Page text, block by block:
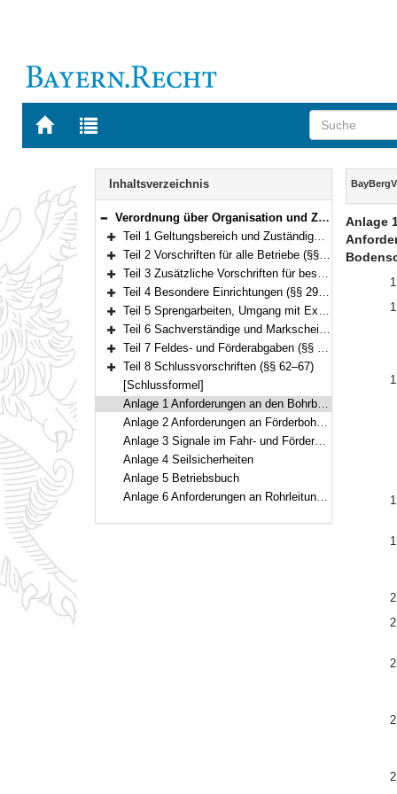
Zur
BAYERN.RECHT
Zur
letzten
Navigation
Inhaltsverzeichnis
Bereich reduzieren
Verordnung über Organisation und Zuständigkeiten der Bergbehörden, zum Bergbau und zu Feldes- und Förderabgaben (Bayerische Bergverordnung – BayBergV) Vom 6. März 2006 (GVBl. S. 134) BayRS 750-19-W (§§ 1–67)
Bereich erweitern
Teil 1 Geltungsbereich und Zuständigkeiten (§§ 1–3)
Bereich erweitern
Teil 2 Vorschriften für alle Betriebe (§§ 4–15)
Bereich erweitern
Teil 3 Zusätzliche Vorschriften für bestimmte Betriebe (§§ 16–28)
Bereich erweitern
Teil 4 Besondere Einrichtungen (§§ 29–46)
Bereich erweitern
Teil 5 Sprengarbeiten, Umgang mit Explosivstoffen (§ 47)
Bereich erweitern
Teil 6 Sachverständige und Markscheider (§§ 48–50)
Bereich erweitern
Teil 7 Feldes- und Förderabgaben (§§ 51–61)
Bereich erweitern
Teil 8 Schlussvorschriften (§§ 62–67)
[Schlussformel]
Anlage 1 Anforderungen an den Bohrbetrieb bei der Herstellung von Bohrungen zur Aufsuchung und Gewinnung von Bodenschätzen und an Bohrungen nach § 127 BBergG
Anlage 2 Anforderungen an Förderbohrungen und Bohrungen zum Betrieb von Erdgasspeichern
Anlage 3 Signale im Fahr- und Förderbetrieb
Anlage 4 Seilsicherheiten
Anlage 5 Betriebsbuch
Anlage 6 Anforderungen an Rohrleitungen zur Beförderung von Erdöl, Erdgas und anderen Stoffen
Inhalt
BayBergV
Anlage